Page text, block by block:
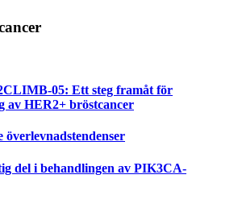
05: Ett steg framåt för
av HER2+ bröstcancer
del i behandlingen av PIK3CA-